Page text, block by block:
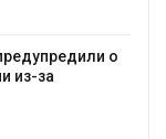
Панамский канал
загрузку судов из-